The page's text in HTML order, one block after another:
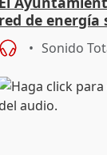
red de energía
autoconsumo
Sonido